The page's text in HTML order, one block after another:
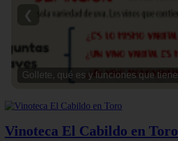
Gollete, qué es y funciones que tiene
❮
Vinoteca El Cabildo en Toro